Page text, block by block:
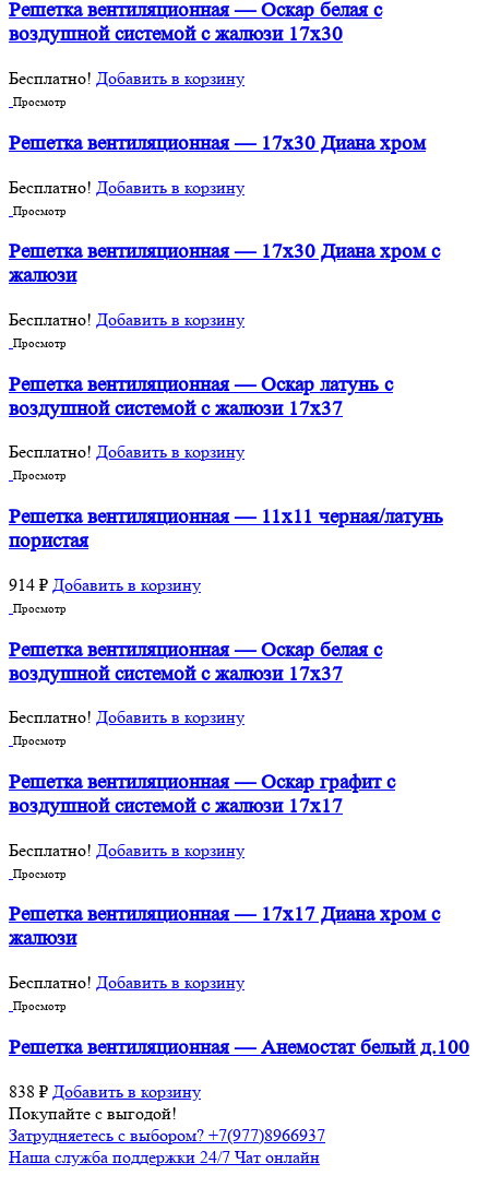
Решетка вентиляционная — Оскар белая с
воздушной системой с жалюзи 17х30
Бесплатно! Добавить в корзину
Просмотр
Решетка вентиляционная — 17х30 Диана хром
Бесплатно! Добавить в корзину
Просмотр
Решетка вентиляционная — 17х30 Диана хром с
жалюзи
Бесплатно! Добавить в корзину
Просмотр
Решетка вентиляционная — Оскар латунь с
воздушной системой с жалюзи 17х37
Бесплатно! Добавить в корзину
Просмотр
Решетка вентиляционная — 11х11 черная/латунь
пористая
914 ₽ Добавить в корзину
Просмотр
Решетка вентиляционная — Оскар белая с
воздушной системой с жалюзи 17х37
Бесплатно! Добавить в корзину
Просмотр
Решетка вентиляционная — Оскар графит с
воздушной системой с жалюзи 17х17
Бесплатно! Добавить в корзину
Просмотр
Решетка вентиляционная — 17х17 Диана хром с
жалюзи
Бесплатно! Добавить в корзину
Просмотр
Решетка вентиляционная — Анемостат белый д.100
838 ₽ Добавить в корзину
Покупайте с выгодой!
Затрудняетесь с выбором? +7(977)8966937
Наша служба поддержки 24/7 Чат онлайн